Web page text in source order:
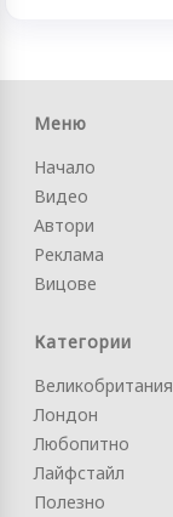
Меню
Начало
Видео
Автори
Реклама
Вицове
Категории
Великобритания
Лондон
Любопитно
Лайфстайл
Полезно